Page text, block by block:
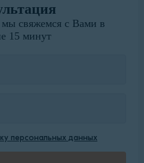
мы свяжемся с Вами в
15 минут
персональных данных